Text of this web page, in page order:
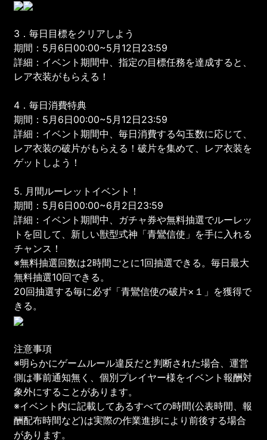
3．毎日目標をクリアしよう
期間：5月6日00:00~5月12日23:59
詳細：イベント期間中、指定の目標任務を達成すると、
レア衣装がもらえる！
4．毎日消費特典
期間：5月6日00:00~5月12日23:59
詳細：イベント期間中、毎日消費する勾玉数に応じて、
レア衣装の破片がもらえる！破片を集めて、レア衣装を
ゲットしよう！
5. 月間ルーレットイベント！
期間：5月6日00:00~6月2日23:59
詳細：イベント期間中、ガチャ券や無料抽選でルーレッ
トを回して、新しい獣型式神「青鸞信使」を手に入れる
チャンス！
※無料抽選回数は2時間ごとに1回抽選できる。毎日最大
無料抽選10回できる。
20回抽選する毎に必ず「青鸞信使の破片×１」を獲得で
きる。
注意事項
※明らかにゲームルール違反だと判断された場合、運営
側は事前通知無く、個別プレイヤー様をイベント報酬対
象外にすることがあります。
※イベント内に記載してあるすべての時間(公表時間、報
酬配布時間など)は実際の作業進捗により前後する場合
があります。